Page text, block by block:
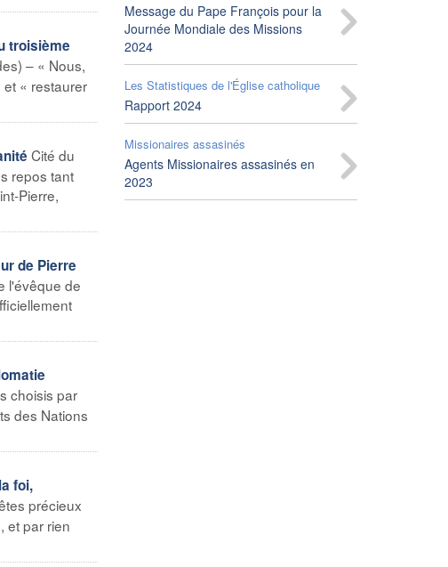
troisième
– « Nous,
« restaurer
Cité du
repos tant
Pierre,
de Pierre
l'évêque de
choisis par
des Nations
foi,
précieux
et par rien
Message du Pape François pour la
Journée Mondiale des Missions
2024
Les Statistiques de l'Église catholique
Rapport 2024
Missionaires assasinés
Agents Missionaires assasinés en
2023